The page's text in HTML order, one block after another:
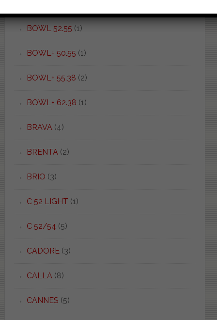
BOWL 52.55 (1)
BOWL+ 50.55 (1)
BOWL+ 55.38 (2)
BOWL+ 62.38 (1)
BRAVA(4)
BRENTA(2)
BRIO (3)
C 52 LIGHT (1)
C 52/54 (5)
CADORE(3)
CALLA(8)
CANNES (5)